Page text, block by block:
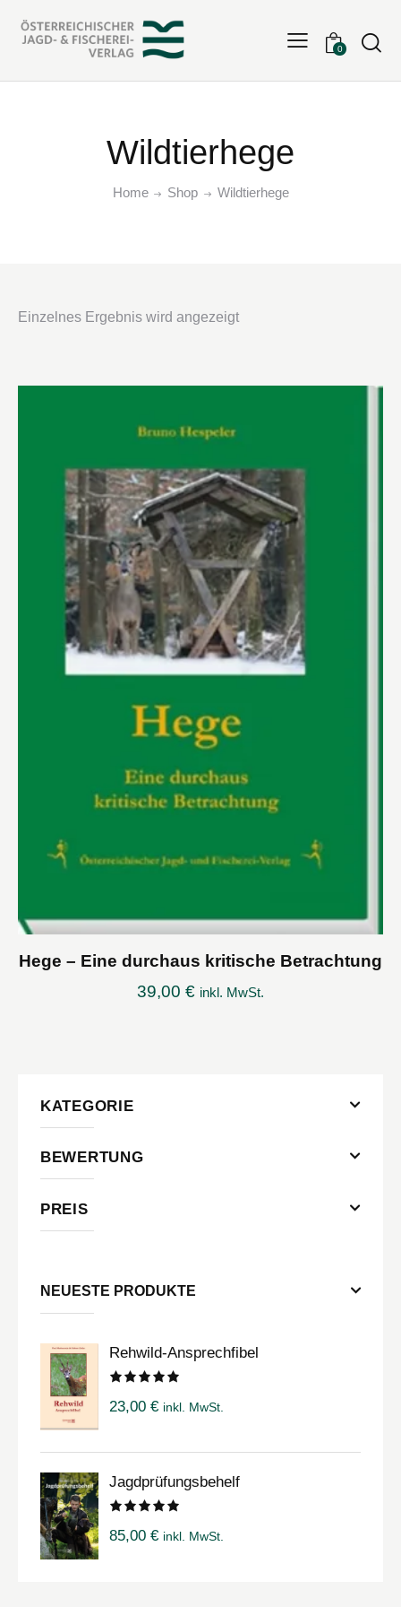
0
Wildtierhege
Home Shop Wildtierhege
Einzelnes Ergebnis wird angezeigt
Hege – Eine durchaus kritische Betrachtung
39,00 € inkl. MwSt.
KATEGORIE
BEWERTUNG
PREIS
NEUESTE PRODUKTE
Rehwild-Ansprechfibel
mit5.00
23,00 € inkl. MwSt.
Jagdprüfungsbehelf
mit5.00
85,00 € inkl. MwSt.